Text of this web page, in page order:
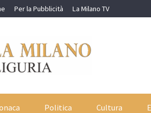
Per la Pubblicità La Milano TV
Politica Cultura